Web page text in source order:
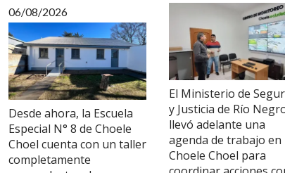
06/08/2026
Desde ahora, la Escuela
Especial N° 8 de Choele
Choel cuenta con un taller
completamente
El Ministerio de
y Justicia de Río
llevó adelante una
agenda de trabajo en
Choele Choel para